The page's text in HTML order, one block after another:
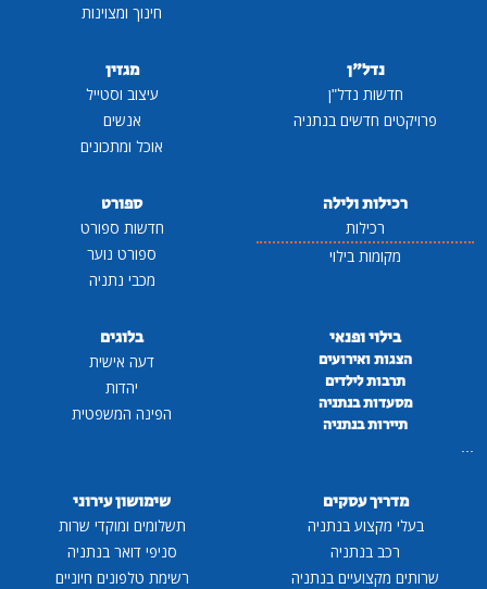
חינוך ומצוינות
נדל"ן
חדשות נדל"ן
פרויקטים חדשים בנתניה
מגזין
עיצוב וסטייל
אנשים
אוכל ומתכונים
רכילות ולילה
רכילות
מקומות בילוי
ספורט
חדשות ספורט
ספורט נוער
מכבי נתניה
בילוי ופנאי
הצגות ואירועים
תרבות לילדים
מסעדות בנתניה
תיירות בנתניה
בלוגים
דעה אישית
יהדות
הפינה המשפטית
מדריך עסקים
בעלי מקצוע בנתניה
רכב בנתניה
שרותים מקצועיים בנתניה
שימושון עירוני
תשלומים ומוקדי שרות
סניפי דואר בנתניה
רשימת טלפונים חיוניים